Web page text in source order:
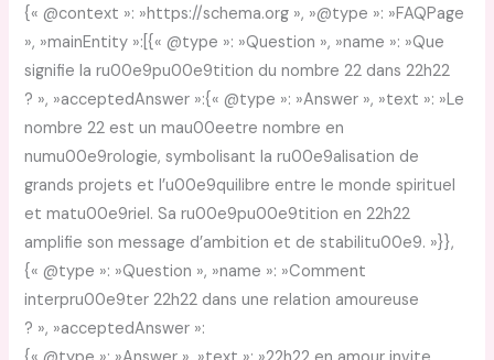
{« @context »: »https://schema.org », »@type »: »FAQPage
», »mainEntity »:[{« @type »: »Question », »name »: »Que
signifie la ru00e9pu00e9tition du nombre 22 dans 22h22
? », »acceptedAnswer »:{« @type »: »Answer », »text »: »Le
nombre 22 est un mau00eetre nombre en
numu00e9rologie, symbolisant la ru00e9alisation de
grands projets et l’u00e9quilibre entre le monde spirituel
et matu00e9riel. Sa ru00e9pu00e9tition en 22h22
amplifie son message d’ambition et de stabilitu00e9. »}},
{« @type »: »Question », »name »: »Comment
interpru00e9ter 22h22 dans une relation amoureuse
? », »acceptedAnswer »: